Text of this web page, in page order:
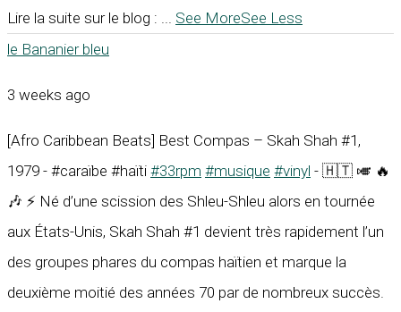
Lire la suite sur le blog : See MoreSee Less
le Bananier bleu
3 weeks ago
[Afro Caribbean Beats] Best Compas – Skah Shah #1,
1979 - #caraïbe #haïti #33rpm #musique #vinyl - 🇭🇹 🎺 🔥
🎶 ⚡ Né d’une scission des Shleu-Shleu alors en tournée
aux États-Unis, Skah Shah #1 devient très rapidement l’un
des groupes phares du compas haïtien et marque la
deuxième moitié des années 70 par de nombreux succès.